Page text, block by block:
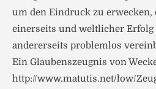
um den Eindruck zu erwecken,
einerseits und weltlicher Erfolg
andererseits problemlos
Ein Glaubenszeugnis von
http://www.matutis.net/low/